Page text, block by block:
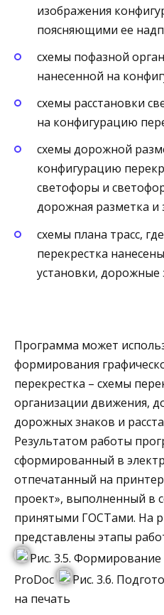
изображения
поясняющими ее
схемы пофазной
нанесенной на
схемы расстановки
на конфигурацию
схемы дорожной
конфигурацию
светофоры и
дорожная разметка и
схемы плана трасс,
перекрестка
установки, дорожные
Программа может
формирования
перекрестка – схемы
организации движения,
дорожных знаков и
Результатом работы
сформированный в
отпечатанный на
проект», выполненный в
принятыми ГОСТами. На
представлены этапы
Рис. 3.5.
ProDoc
Рис. 3.6.
на печать